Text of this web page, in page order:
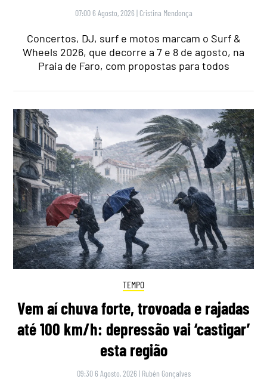
07:00 6 Agosto, 2026 | Cristina Mendonça
Concertos, DJ, surf e motos marcam o Surf &
Wheels 2026, que decorre a 7 e 8 de agosto, na
Praia de Faro, com propostas para todos
TEMPO
Vem aí chuva forte, trovoada e rajadas
até 100 km/h: depressão vai ‘castigar’
esta região
09:30 6 Agosto, 2026 | Rubén Gonçalves